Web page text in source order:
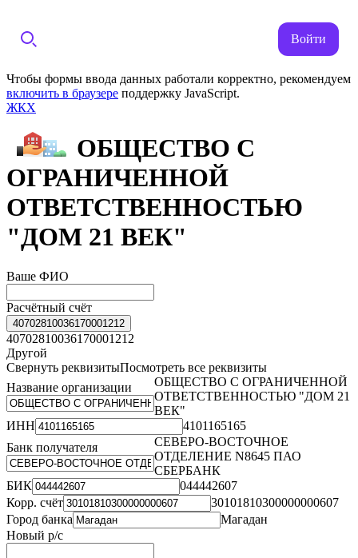
Войти
Чтобы формы ввода данных работали корректно, рекомендуем
включить в браузере поддержку JavaScript.
ЖКХ
ОБЩЕСТВО С
ОГРАНИЧЕННОЙ
ОТВЕТСТВЕННОСТЬЮ
"ДОМ 21 ВЕК"
Ваше ФИО
Расчётный счёт
40702810036170001212
40702810036170001212
Другой
Свернуть реквизитыПосмотреть все реквизиты
Название организации
ОБЩЕСТВО С ОГРАНИЧЕННОЙ
ОТВЕТСТВЕННОСТЬЮ "ДОМ 21
ВЕК"
ИНН
4101165165
Банк получателя
СЕВЕРО-ВОСТОЧНОЕ
ОТДЕЛЕНИЕ N8645 ПАО
СБЕРБАНК
БИК
044442607
Корр. счёт
30101810300000000607
Город банка
Магадан
Новый р/с